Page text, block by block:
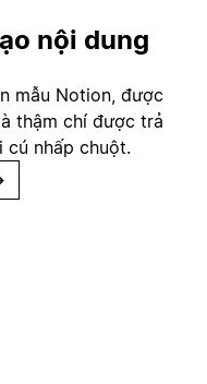
nội dung
mẫu Notion, được
thậm chí được trả
nhấp chuột.